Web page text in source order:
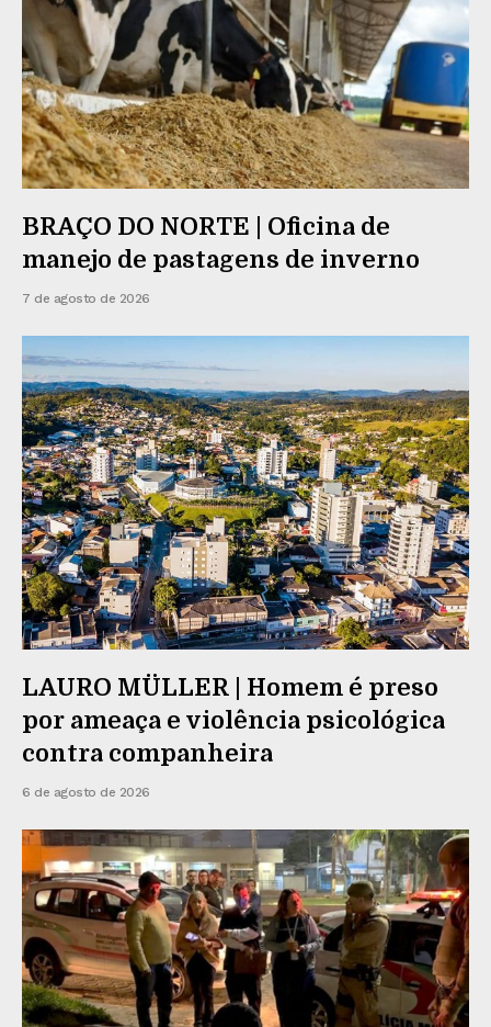
BRAÇO DO NORTE | Oficina de
manejo de pastagens de inverno
7 de agosto de 2026
LAURO MÜLLER | Homem é preso
por ameaça e violência psicológica
contra companheira
6 de agosto de 2026